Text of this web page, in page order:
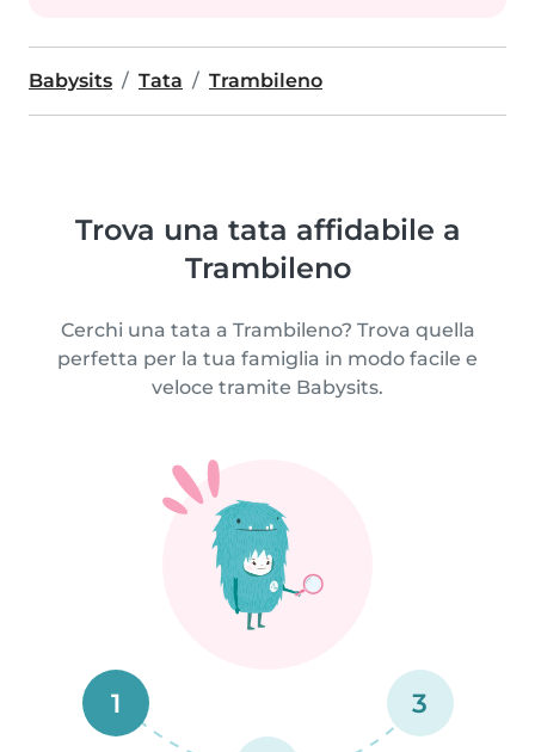
Babysits Tata Trambileno
Trova una tata affidabile a
Trambileno
Cerchi una tata a Trambileno? Trova quella
perfetta per la tua famiglia in modo facile e
veloce tramite Babysits.
1 3